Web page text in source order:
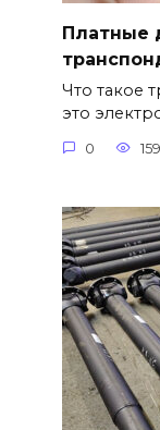
Платные
Что такое
это
0 159